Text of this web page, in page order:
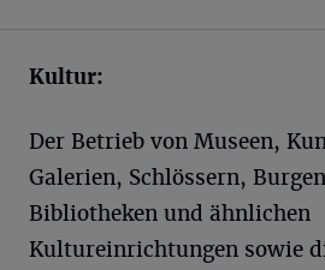
Kultur:
Der Betrieb von Museen,
Galerien, Schlössern,
Bibliotheken und ähnlichen
Kultureinrichtungen sowie